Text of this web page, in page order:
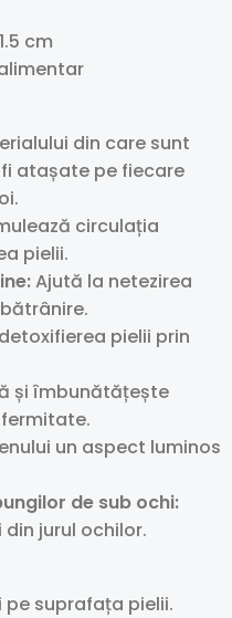
cm
din care sunt
atașate pe fiecare
circulația
pielii.
Ajută la netezirea
pielii prin
și îmbunătățește
un aspect luminos
de sub ochi:
jurul ochilor.
pe suprafața pielii.